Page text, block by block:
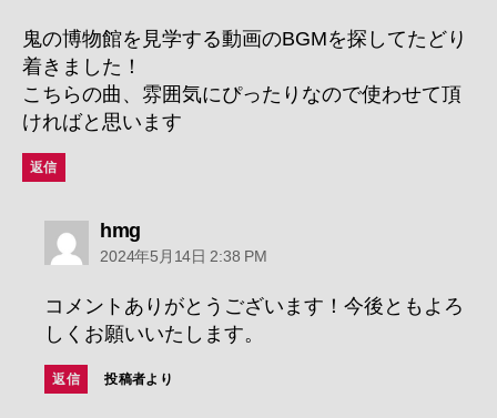
鬼の博物館を見学する動画のBGMを探してたどり
着きました！
こちらの曲、雰囲気にぴったりなので使わせて頂
ければと思います
返信
hmgの
発
2024年5月14日 2:38 PM
コメントありがとうございます！今後ともよろ
しくお願いいたします。
返信 投稿者より